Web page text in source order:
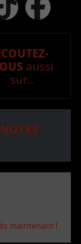
aussi
sur..
maintenant !